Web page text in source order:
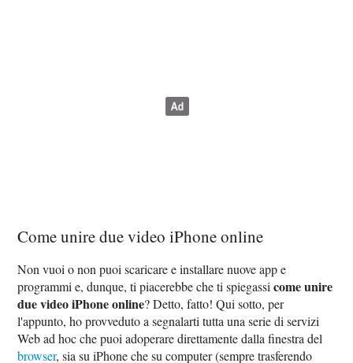
Come unire due video iPhone online
Non vuoi o non puoi scaricare e installare nuove app e
programmi e, dunque, ti piacerebbe che ti spiegassicome unire
due video iPhone online? Detto, fatto! Qui sotto, per
l'appunto, ho provveduto a segnalarti tutta una serie di servizi
Web ad hoc che puoi adoperare direttamente dalla finestra del
browser, sia su iPhone che su computer (sempre trasferendo